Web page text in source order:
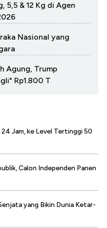
5,5 & 12 Kg di Agen
Nasional yang
Agung, Trump
Rp1.800 T
24 Jam, ke Level Tertinggi 50
Calon Independen Panen
yang Bikin Dunia Ketar-